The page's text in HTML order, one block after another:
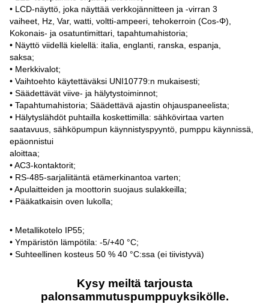
• LCD-näyttö, joka näyttää verkkojännitteen ja -virran 3
vaiheet, Hz, Var, watti, voltti-ampeeri, tehokerroin (Cos-Φ),
Kokonais- ja osatuntimittari, tapahtumahistoria;
• Näyttö viidellä kielellä: italia, englanti, ranska, espanja,
saksa;
• Merkkivalot;
• Vaihtoehto käytettäväksi UNI10779:n mukaisesti;
• Säädettävät viive- ja hälytystoiminnot;
• Tapahtumahistoria; Säädettävä ajastin ohjauspaneelista;
• Hälytyslähdöt puhtailla koskettimilla: sähkövirtaa varten
saatavuus, sähköpumpun käynnistyspyyntö, pumppu käynnissä,
epäonnistui
aloittaa;
• AC3-kontaktorit;
• RS-485-sarjaliitäntä etämerkinantoa varten;
• Apulaitteiden ja moottorin suojaus sulakkeilla;
• Pääkatkaisin oven lukolla;
• Metallikotelo IP55;
• Ympäristön lämpötila: -5/+40 °C;
• Suhteellinen kosteus 50 % 40 °C:ssa (ei tiivistyvä)
Kysy meiltä tarjousta
palonsammutuspumppuyksikölle.